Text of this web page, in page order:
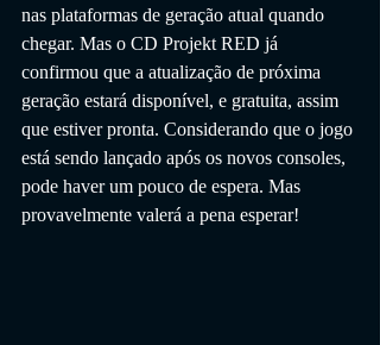
nas plataformas de geração atual quando
chegar. Mas o CD Projekt RED já
confirmou que a atualização de próxima
geração estará disponível, e gratuita, assim
que estiver pronta. Considerando que o jogo
está sendo lançado após os novos consoles,
pode haver um pouco de espera. Mas
provavelmente valerá a pena esperar!